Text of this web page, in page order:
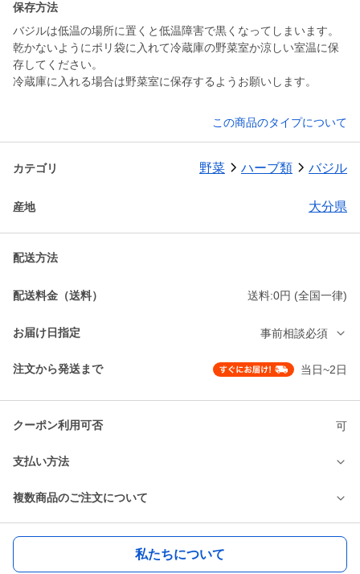
保存方法
バジルは低温の場所に置くと低温障害で黒くなってしまいます。
乾かないようにポリ袋に入れて冷蔵庫の野菜室か涼しい室温に保
存してください。
冷蔵庫に入れる場合は野菜室に保存するようお願いします。
この商品のタイプについて
カテゴリ 野菜 ハーブ類 バジル
産地 大分県
配送方法
配送料金（送料） 送料:0円 (全国一律)
お届け日指定 事前相談必須
注文から発送まで 当日~2日
クーポン利用可否 可
支払い方法
複数商品のご注文について
私たちについて